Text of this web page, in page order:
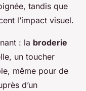
tandis que
l’impact visuel.
: la broderie
un toucher
même pour de
d’un